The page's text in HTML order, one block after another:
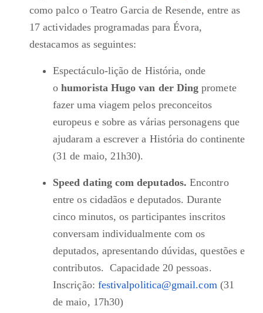
como palco o Teatro Garcia de Resende, entre as
17 actividades programadas para Évora,
destacamos as seguintes:
Espectáculo-lição de História, onde
ohumorista Hugo van der Ding promete
fazer uma viagem pelos preconceitos
europeus e sobre as várias personagens que
ajudaram a escrever a História do continente
(31 de maio, 21h30).
Speed dating com deputados. Encontro
entre os cidadãos e deputados. Durante
cinco minutos, os participantes inscritos
conversam individualmente com os
deputados, apresentando dúvidas, questões e
contributos. Capacidade 20 pessoas.
Inscrição: festivalpolitica@gmail.com(31
de maio, 17h30)